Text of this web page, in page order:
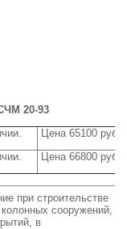
20-93
Цена 65100 руб/
Цена 66800 руб/
при строительстве
сооружений,
в